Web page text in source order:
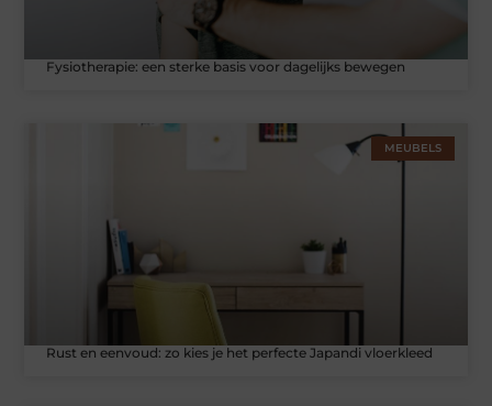
Fysiotherapie: een sterke basis voor dagelijks bewegen
MEUBELS
Rust en eenvoud: zo kies je het perfecte Japandi vloerkleed